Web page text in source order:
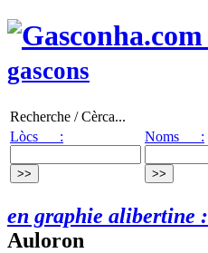
gascons
Recherche / Cèrca...
Lòcs :
Noms :
en graphie alibertine :
Auloron